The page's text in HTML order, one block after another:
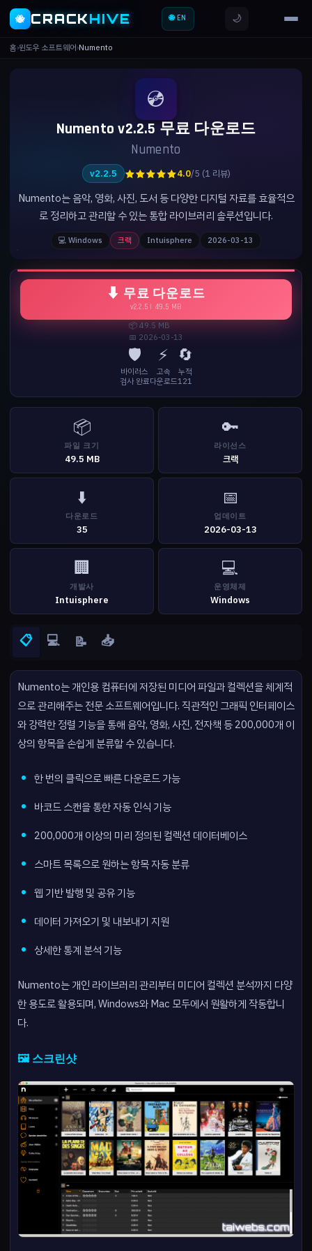
🐝 CRACKHIVE 🌐 EN 🌙
홈›윈도우 소프트웨어›Numento
💿
Numento v2.2.5 무료 다운로드
Numento
v2.2.5 ★★★★★4.0/5 (1 리뷰)
Numento는 음악, 영화, 사진, 도서 등 다양한 디지털 자료를 효율적으
로 정리하고 관리할 수 있는 통합 라이브러리 솔루션입니다.
💻 Windows 크랙 Intuisphere 2026-03-13
⬇ 무료 다운로드
v2.2.5 | 49.5 MB
📦 49.5 MB
📅 2026-03-13
🛡️
바이러스
검사 완료
⚡
고속
다운로드
🔄
누적
121
📦
파일 크기
49.5 MB
🔑
라이선스
크랙
⬇️
다운로드
35
📅
업데이트
2026-03-13
🏢
개발사
Intuisphere
💻
운영체제
Windows
📋 💻 📝 📥
Numento는 개인용 컴퓨터에 저장된 미디어 파일과 컬렉션을 체계적
으로 관리해주는 전문 소프트웨어입니다. 직관적인 그래픽 인터페이스
와 강력한 정렬 기능을 통해 음악, 영화, 사진, 전자책 등 200,000개 이
상의 항목을 손쉽게 분류할 수 있습니다.
한 번의 클릭으로 빠른 다운로드 가능
바코드 스캔을 통한 자동 인식 기능
200,000개 이상의 미리 정의된 컬렉션 데이터베이스
스마트 목록으로 원하는 항목 자동 분류
웹 기반 발행 및 공유 기능
데이터 가져오기 및 내보내기 지원
상세한 통계 분석 기능
Numento는 개인 라이브러리 관리부터 미디어 컬렉션 분석까지 다양
한 용도로 활용되며, Windows와 Mac 모두에서 원활하게 작동합니
다.
🖼️ 스크린샷